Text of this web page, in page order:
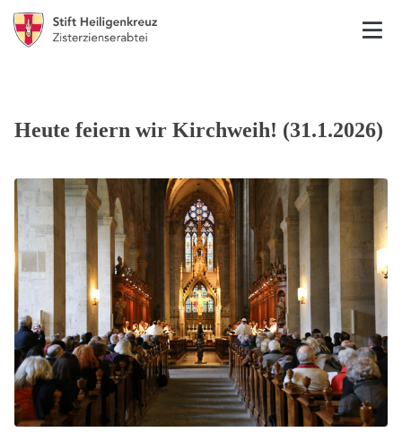
Heute feiern wir Kirchweih! (31.1.2026)